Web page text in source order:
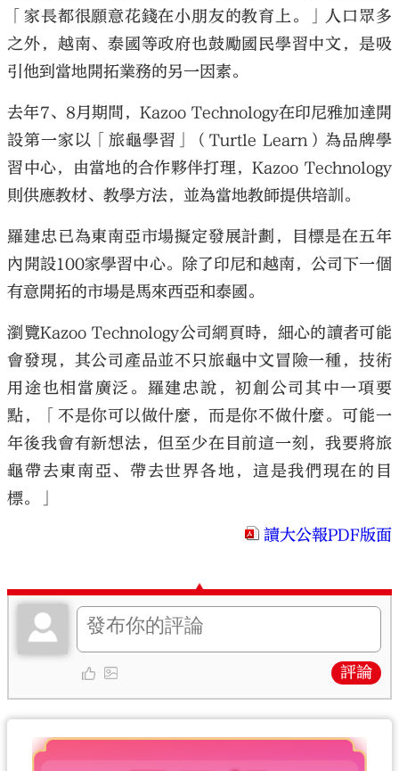
「家長都很願意花錢在小朋友的教育上。」人口眾多
之外，越南、泰國等政府也鼓勵國民學習中文，是吸
引他到當地開拓業務的另一因素。
去年7、8月期間，Kazoo Technology在印尼雅加達開
設第一家以「旅龜學習」（Turtle Learn）為品牌學
習中心，由當地的合作夥伴打理，Kazoo Technology
則供應教材、教學方法，並為當地教師提供培訓。
羅建忠已為東南亞市場擬定發展計劃，目標是在五年
內開設100家學習中心。除了印尼和越南，公司下一個
有意開拓的市場是馬來西亞和泰國。
瀏覽Kazoo Technology公司網頁時，細心的讀者可能
會發現，其公司產品並不只旅龜中文冒險一種，技術
用途也相當廣泛。羅建忠說，初創公司其中一項要
點，「不是你可以做什麼，而是你不做什麼。可能一
年後我會有新想法，但至少在目前這一刻，我要將旅
龜帶去東南亞、帶去世界各地，這是我們現在的目
標。」
讀大公報PDF版面
評論